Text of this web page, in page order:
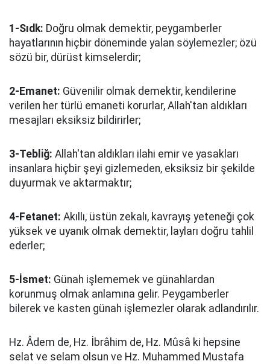
1-Sıdk: Doğru olmak demektir, peygamberler
hayatlarının hiçbir döneminde yalan söylemezler; özü
sözü bir, dürüst kimselerdir;
2-Emanet: Güvenilir olmak demektir, kendilerine
verilen her türlü emaneti korurlar, Allah'tan aldıkları
mesajları eksiksiz bildirirler;
3-Tebliğ: Allah'tan aldıkları ilahi emir ve yasakları
insanlara hiçbir şeyi gizlemeden, eksiksiz bir şekilde
duyurmak ve aktarmaktır;
4-Fetanet: Akıllı, üstün zekalı, kavrayış yeteneği çok
yüksek ve uyanık olmak demektir, layları doğru tahlil
ederler;
5-İsmet: Günah işlememek ve günahlardan
korunmuş olmak anlamına gelir. Peygamberler
bilerek ve kasten günah işlemezler olarak adlandırılır.
Hz. Âdem de, Hz. İbrâhim de, Hz. Mûsâ ki hepsine
selat ve selam olsun ve Hz. Muhammed Mustafa